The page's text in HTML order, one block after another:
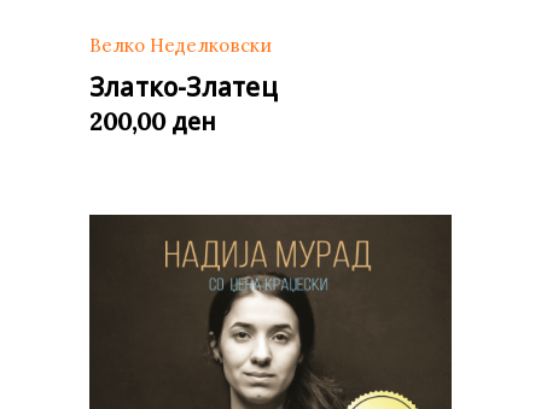
Велко Неделковски
Златко-Златец
200,00 ден